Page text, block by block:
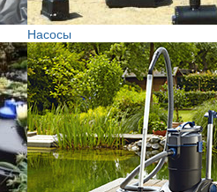
Насосы